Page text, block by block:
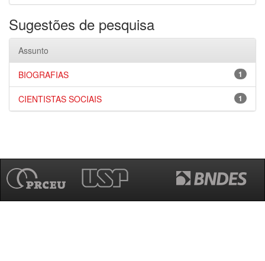
Sugestões de pesquisa
Assunto
1
BIOGRAFIAS
1
CIENTISTAS SOCIAIS